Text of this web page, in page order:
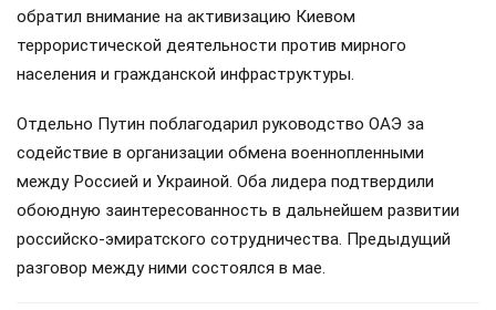
обратил внимание на активизацию Киевом
террористической деятельности против мирного
населения и гражданской инфраструктуры.
Отдельно Путин поблагодарил руководство ОАЭ за
содействие в организации обмена военнопленными
между Россией и Украиной. Оба лидера подтвердили
обоюдную заинтересованность в дальнейшем развитии
российско-эмиратского сотрудничества. Предыдущий
разговор между ними состоялся в мае.